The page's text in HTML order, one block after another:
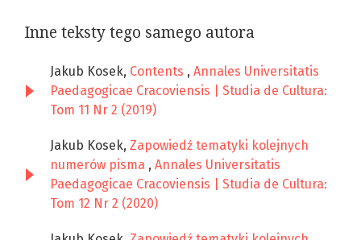
Inne teksty tego samego autora
Jakub Kosek, Contents , Annales Universitatis
Paedagogicae Cracoviensis | Studia de Cultura:
Tom 11 Nr 2 (2019)
Jakub Kosek, Zapowiedź tematyki kolejnych
numerów pisma , Annales Universitatis
Paedagogicae Cracoviensis | Studia de Cultura:
Tom 12 Nr 2 (2020)